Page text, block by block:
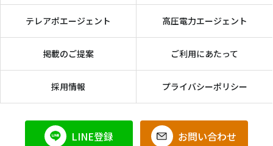
テレアポエージェント 高圧電力エージェント
掲載のご提案 ご利用にあたって
採用情報 プライバシーポリシー
LINE登録 お問い合わせ